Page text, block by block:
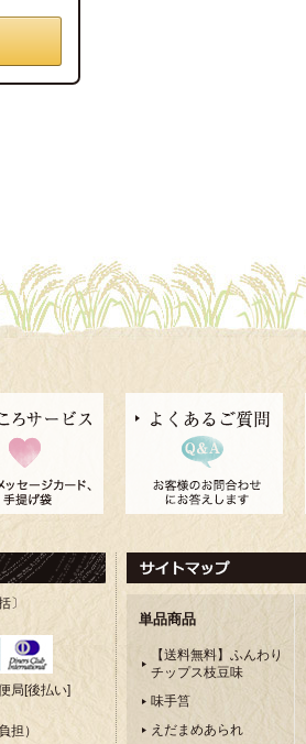
〕
局[後払い]
担）
単品商品
【送料無料】ふんわり
チップス枝豆味
味手筥
えだまめあられ